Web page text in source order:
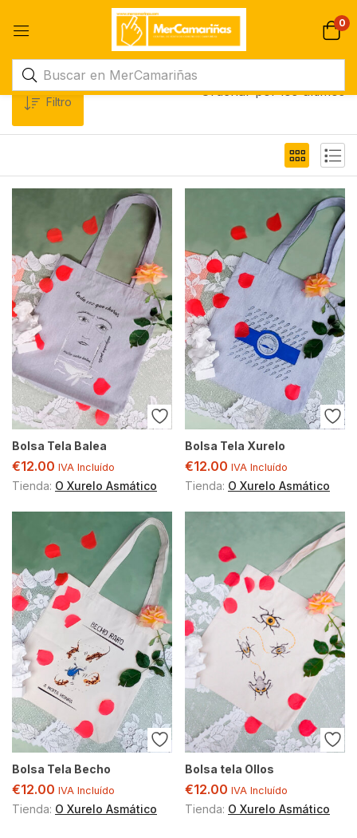
0
Filtro
Ordenar por los últimos
Bolsa Tela Balea
€12.00 IVA Incluído
Tienda: O Xurelo Asmático
Bolsa Tela Xurelo
€12.00 IVA Incluído
Tienda: O Xurelo Asmático
Bolsa Tela Becho
€12.00 IVA Incluído
Tienda: O Xurelo Asmático
Bolsa tela Ollos
€12.00 IVA Incluído
Tienda: O Xurelo Asmático